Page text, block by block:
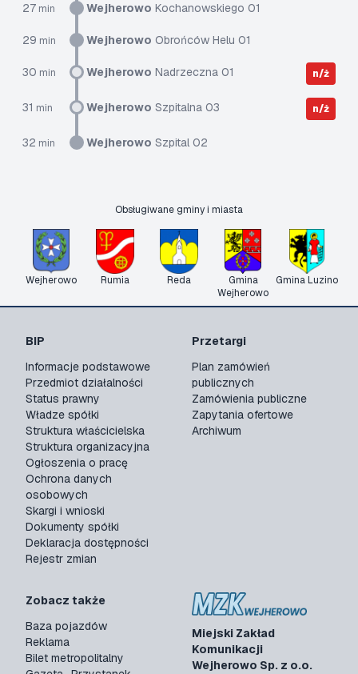
27 min Wejherowo Kochanowskiego 01
29 min Wejherowo Obrońców Helu 01
30 min Wejherowo Nadrzeczna 01 n/ż
31 min Wejherowo Szpitalna 03 n/ż
32 min Wejherowo Szpital 02
Obsługiwane gminy i miasta
Wejherowo Rumia Reda
Gmina
Wejherowo
Gmina Luzino
Miejski Zakład
Komunikacji
Wejherowo Sp. z o.o.
BIP
Informacje podstawowe
Przedmiot działalności
Status prawny
Władze spółki
Struktura właścicielska
Struktura organizacyjna
Ogłoszenia o pracę
Ochrona danych
osobowych
Skargi i wnioski
Dokumenty spółki
Deklaracja dostępności
Rejestr zmian
Przetargi
Plan zamówień
publicznych
Zamówienia publiczne
Zapytania ofertowe
Archiwum
Zobacz także
Baza pojazdów
Reklama
Bilet metropolitalny